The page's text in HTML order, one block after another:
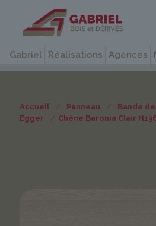
Gabriel Réalisations Agences
Accueil / Panneau /
Bande
Egger
/ Chêne Baronia Clair